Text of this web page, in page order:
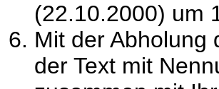
(22.10.2000) um
Mit der Abholung
der Text mit